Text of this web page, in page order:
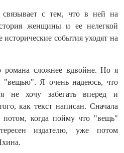
с тем, что в ней на
женщины и ее нелегкой
события уходят на
романа сложнее вдвойне. Но я
"вещью". Я очень надеюсь, что
не хочу забегать вперед и
как текст написан. Сначала
когда пойму что "вещь"
издателю, уже потом